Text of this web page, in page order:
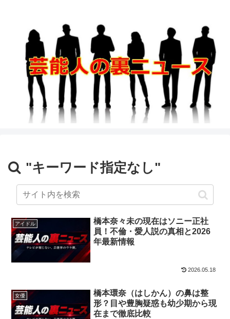
"キーワード指定なし"
アイドル
橋本奈々未の現在はソニー正社
員！不倫・愛人説の真相と2026
年最新情報
2026.05.18
女優
橋本環奈（はしかん）の鼻は整
形？目や豊胸疑惑も幼少期から現
在まで徹底比較